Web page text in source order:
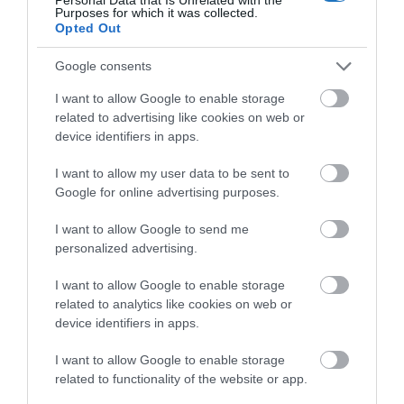
Purposes for which it was collected.
Opted Out
Google consents
I want to allow Google to enable storage
related to advertising like cookies on web or
device identifiers in apps.
I want to allow my user data to be sent to
Google for online advertising purposes.
I want to allow Google to send me
personalized advertising.
I want to allow Google to enable storage
related to analytics like cookies on web or
device identifiers in apps.
I want to allow Google to enable storage
related to functionality of the website or app.
Szlovénia esetében nem merült fel ugyanez az
elvárás, ők elfogadják a magyar védettségi
igazolványt. Ennek ellenére én biztosan magammal
vinném az oltási papírt oda is, mert náluk a szabály
amúgy más nemzetek esetében az, hogy
karanténkötelezettség és negatív teszt bemutatása
nélkül léphetnek be Szlovéniába azok, akik igazolni
a BioNTech/Pfizer oltóanyag második adagját és
azóta eltelt legalább hét naptári nap
a Moderna oltóanyag második adagját és azóta
eltelt legalább tizennégy naptári nap